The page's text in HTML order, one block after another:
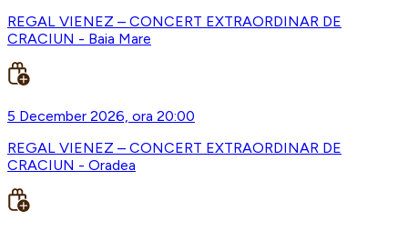
REGAL VIENEZ – CONCERT EXTRAORDINAR DE
CRACIUN - Baia Mare
5 December 2026, ora 20:00
REGAL VIENEZ – CONCERT EXTRAORDINAR DE
CRACIUN - Oradea